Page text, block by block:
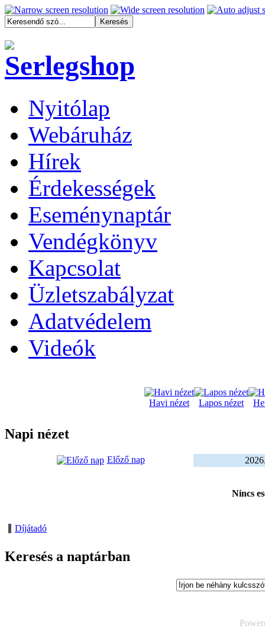
Nyitólap
Webáruház
Hírek
Érdekességek
Eseménynaptár
Vendégkönyv
Kapcsolat
Üzletszabályzat
Adatvédelem
Videók
Havi nézet Lapos nézet
Napi nézet
Előző nap
Nincs
Díjátadó
Keresés a naptárban